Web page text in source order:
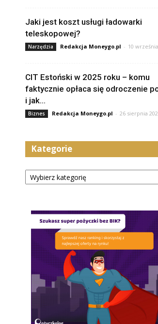
Jaki jest koszt usługi ładowarki
teleskopowej?
Narzędzia Redakcja Moneygo.pl - 10
CIT Estoński w 2025 roku – komu
faktycznie opłaca się odroczenie
i jak...
Biznes Redakcja Moneygo.pl - 26 sierpnia
Kategorie
Kategorie